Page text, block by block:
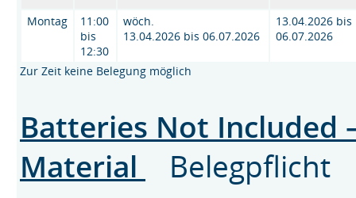
Montag
11:00
bis
12:30
wöch.
13.04.2026 bis 06.07.2026
13.04.2026 bis
06.07.2026
Zur Zeit keine Belegung möglich
Batteries Not Included
Material
Belegpflicht